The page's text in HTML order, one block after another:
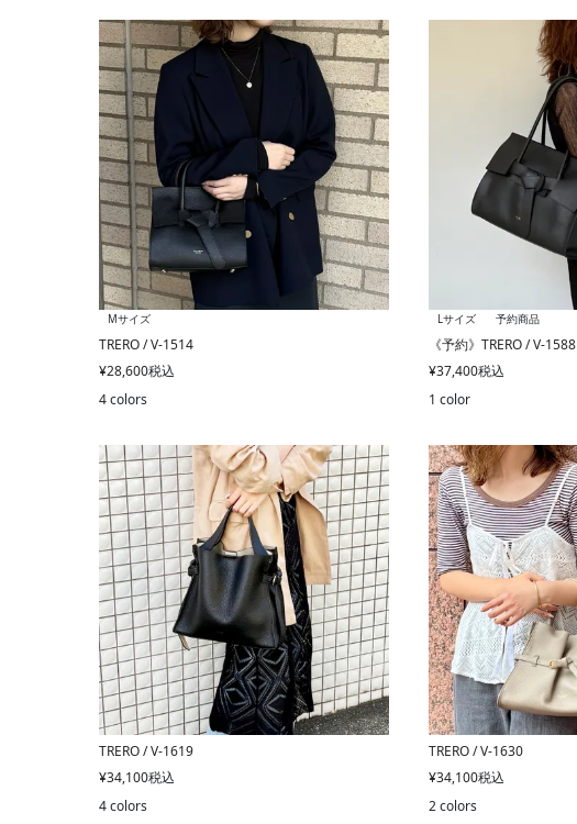
Mサイズ
TRERO / V-1514
¥28,600税込
4 colors
Lサイズ 予約商品
《予約》TRERO / V-1588
¥37,400税込
1 color
TRERO / V-1619
¥34,100税込
4 colors
TRERO / V-1630
¥34,100税込
2 colors